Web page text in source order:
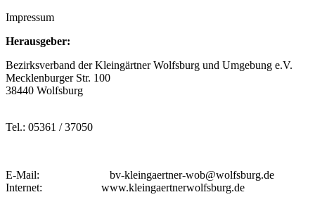
Impressum
Herausgeber:
Bezirksverband der Kleingärtner Wolfsburg und Umgebung e.V.
Mecklenburger Str. 100
38440 Wolfsburg
Tel.: 05361 / 37050
E-Mail: bv-kleingaertner-wob@wolfsburg.de
Internet: www.kleingaertnerwolfsburg.de